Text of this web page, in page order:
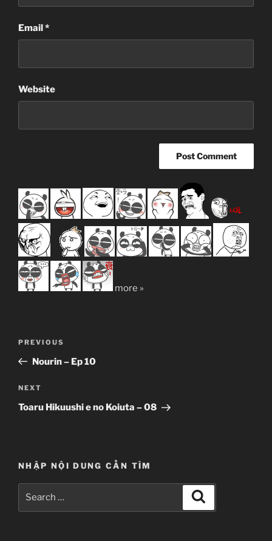
Email*
Website
more »
Previous
Post
PREVIOUS
Nourin – Ep 10
Next
Post
NEXT
Toaru Hikuushi e no Koiuta – 08
NHẬP NỘI DUNG CẦN TÌM